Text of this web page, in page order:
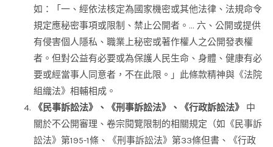
如：「一、經依法核定為國家機密或其他法律、法規命令
規定應秘密事項或限制、禁止公開者。… 六、公開或提供
有侵害個人隱私、職業上秘密或著作權人之公開發表權
者。但對公益有必要或為保護人民生命、身體、健康有必
要或經當事人同意者，不在此限。」此條款精神與《法院
組織法》相輔相成。
《民事訴訟法》、《刑事訴訟法》、《行政訴訟法》
中
關於不公開審理、卷宗閱覽限制的相關規定（如《民事訴
訟法》第195-1條、《刑事訴訟法》第33條但書、《行政